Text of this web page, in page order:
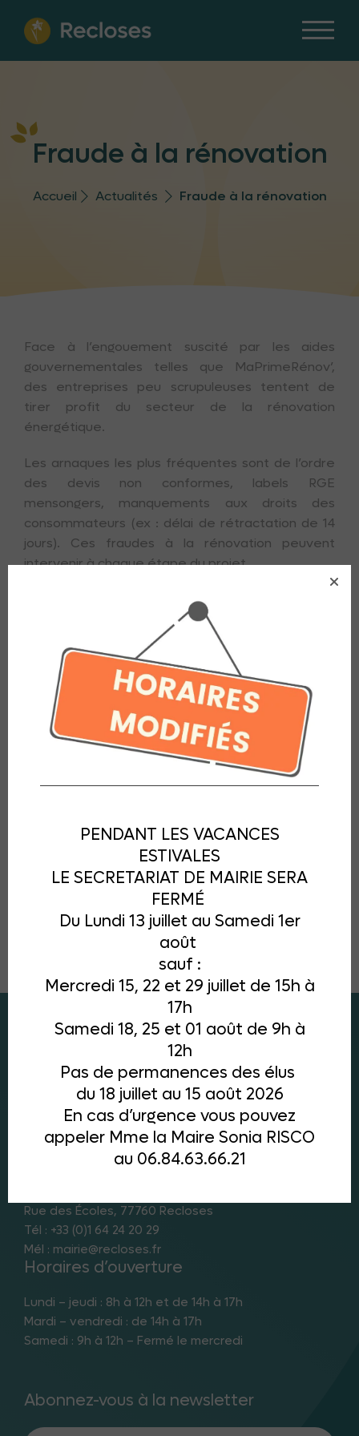
Fraude à la rénovation
Accueil Actualités Fraude à la rénovation
Face à l’engouement suscité par les aides
gouvernementales telles que MaPrimeRénov’,
des entreprises peu scrupuleuses tentent de
tirer profit du secteur de la rénovation
énergétique.
Les arnaques les plus fréquentes sont de l’ordre
des devis non conformes, labels RGE
mensongers, manquements aux droits des
consommateurs (ex : délai de rétractation de 14
jours). Ces fraudes à la rénovation peuvent
intervenir à chaque étape du projet.
Retrouvez tous les conseils pour éviter
Rue des Écoles, 77760 Recloses
Tél : +33 (0)1 64 24 20 29
Mél : mairie@recloses.fr
Horaires d’ouverture
Lundi – jeudi : 8h à 12h et de 14h à 17h
Mardi – vendredi : de 14h à 17h
Samedi : 9h à 12h – Fermé le mercredi
Abonnez-vous à la newsletter
PENDANT LES VACANCES
ESTIVALES
LE SECRETARIAT DE MAIRIE SERA
FERMÉ
Du Lundi 13 juillet au Samedi 1er
août
sauf :
Mercredi 15, 22 et 29 juillet de 15h à
17h
Samedi 18, 25 et 01 août de 9h à
12h
Pas de permanences des élus
du 18 juillet au 15 août 2026
En cas d’urgence vous pouvez
appeler Mme la Maire Sonia RISCO
au 06.84.63.66.21